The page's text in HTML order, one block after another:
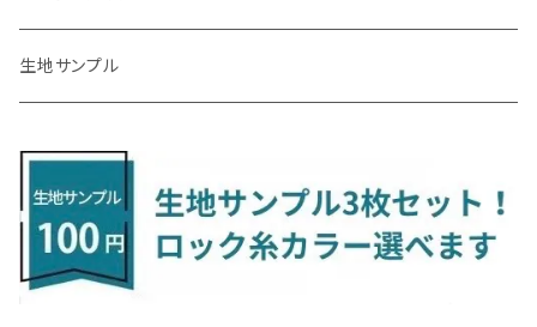
H23/10～R3/3 260系
アルファード/ヴェルファイアＨＶ
H27/1～R5/6 30系
R5/6～ 40系
H24/4～29/10 20系
ヴィッツ
H22/12～R2/3 130系
ヴォクシー
H27/9～R3/10 URJ201W
ＮＸ
R3/11～ 20系
H26/10～
ＲＸ
H27/10～R4/7 20系5人乗
ＵＸ
H24/6～ E26 5・6人乗
H14/10～R2/3 Z11・Z12
キックス
R2/6~R8/6 15系(e-POWER)
R8/6～ 16系
H11/6～H16/10 Y34
サクラ
R4/5～ B6AW
シーマ
H26/9～ S500系
H28/12～R1/7 LA600/610
ジャスティ
H23/5～ LA100系
ソルテラ
R4/5~ XEAM10X・YEAM15X
ディアスワゴン
R2/10～ DREJ3P
アクセラ/アクセラ・スポーツ
H24/11～R1/8 GJ系
キャロル
H27/1～ HB36/37/97S
キャロルエコ
R2/6～ LA900/910S
タント
R1/7～ LA650/660
H28/11～ M900系
ハイゼット・キャディー
H28/6～R3/9 LA700V
ハイゼット・カーゴ
H17/5～H27/10 TA/TD系
エブリィ
H13/9～ DA系
クロスビー(XBEE)
H29/12～R7/10 MN71S
ジムニー
H31/3～ ｅｋクロス
R4/6～ B5AW
アイミーブ
H24/10～R2/12 GF系
アウトランダーＰＨＥＶ
H25/1～ GG/GN系 5人乗
エクリプスクロス/エクリプスクロスPHEV
H26/12～R2/2 JF1/2
NBOXジョイ
H24/11～R2/3 JG1・JG2
R2/11～ JG3・JG4
N-ONE e:
R7/9~ JG5
N-VAN
R3/6～ CDD系
H16/4～28/1 １T系 トゥラン
H23/2～ 7N系
Tクロス
R2/7～ A1D系
ティグアン
H20/9～H29/1 5NC系
トゥアレグ
H26/7～R4/2
ＣＬＡクラス
H27/6～R1/8
ＣＬＳクラス
H30/6～
Ｅクラス
ラグマットセカンド（L）
ラグマットミニ（S）
生地サンプル